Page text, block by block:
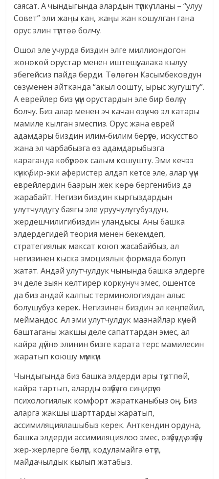
саясат. А чындыгында алардын түпкү планы – “улуу
Совет” эли жаңы кан, жаңы жан кошулган гана
орус элин түптөө болчу.
Ошол эле учурда биздин элге миллиондогон
жөнөкөй орустар менен иштешүү, алака кылуу
эбегейсиз пайда берди. Төлөгөн Касымбековдун
сөзү менен айтканда “акыл оошту, ырыс жугушту”.
А еврейлер биз үчүн орустардын эле бир бөлүгү
болчу. Биз алар менен эч качан өзүнчө эл катары
мамиле кылган эмеспиз. Орус жана еврей
адамдары биздин илим-билим берүүгө, искусство
жана эл чарбабызга өз адамдарыбызга
караганда көбүрөөк салым кошушту. Эми кечээ
күнкү бир-эки аферистер алдап кетсе эле, алар үчүн
еврейлердин баарын жек көрө бергенибиз да
жарабайт. Негизи биздин кыргыздардын
улутчулдугу баягы эле уруучулугубуздун,
жердешчилигибиздин уландысы. Аны башка
элдердегидей теория менен бекемдеп,
стратегиялык максат коюп жасабайбыз, ал
негизинен кыска эмоциялык формада болуп
жатат. Андай улутчулдук чынында башка элдерге
эч деле зыян келтирер коркунуч эмес, ошентсе
да биз андай калпыс терминологиядан алыс
болушубуз керек. Негизинен биздин эл кеңпейил,
меймандос. Ал эми улутчулдук маанайлар күчөй
баштаганы жакшы деле сапаттардан эмес, ал
кайра дүйнө элинин бизге карата терс мамилесин
жаратып коюшу мүмкүн.
Чындыгында биз башка элдерди ары түртпөй,
кайра тартып, аларды өзүбүзгө сиңирүүгө
психологиялык комфорт жаратканыбыз оң. Биз
аларга жакшы шарттарды жаратып,
ассимиляциялашыбыз керек. Анткендин ордуна,
башка элдерди ассимиляциялоо эмес, өзүбүздү өзүбүз
жер-жерлерге бөлүп, кодуламайга өтүп,
майдачылдык кылып жатабыз.